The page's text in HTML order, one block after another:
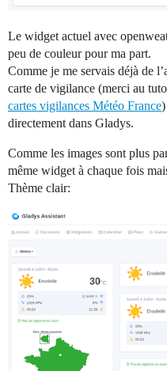
Le widget actuel avec
peu de couleur pour ma part.
Comme je me servais déjà de
carte de vigilance (merci au
cartes vigilances Météo France
directement dans Gladys.
Comme les images sont plus
même widget à chaque fois
Thème clair: